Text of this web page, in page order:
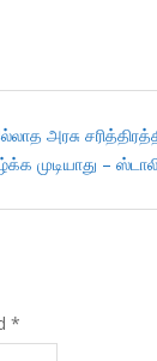
அரசு
–
*